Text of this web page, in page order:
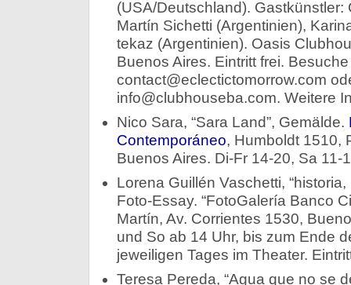
(USA/Deutschland). Gastkünstler:
Martín Sichetti (Argentinien),
tekaz (Argentinien). Oasis
Buenos Aires. Eintritt frei.
contact@eclectictomorrow.com
info@clubhouseba.com. Weitere
Nico Sara, “Sara Land”, Gemälde.
Contemporáneo, Humboldt 1510,
Buenos Aires. Di-Fr 14-20, Sa 11-
Lorena Guillén Vaschetti,
Foto-Essay. “FotoGalería Banco
Martín, Av. Corrientes 1530,
und So ab 14 Uhr, bis zum Ende
jeweiligen Tages im Theater.
Teresa Pereda, “Agua que no se